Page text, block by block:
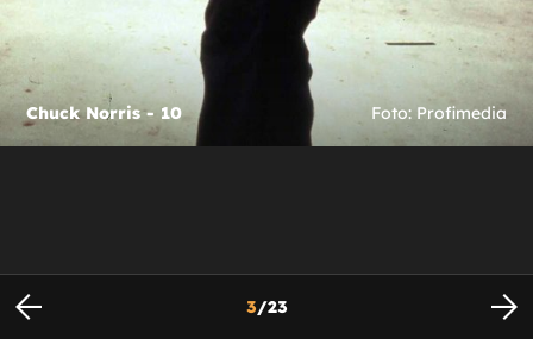
Chuck Norris - 10 Foto: Profimedia
3/23